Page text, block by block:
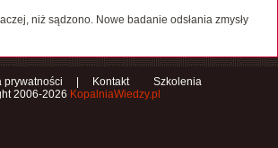
niż sądzono. Nowe badanie odsłania zmysły
prywatności Kontakt
Szkolenia
2006-2026 KopalniaWiedzy.pl